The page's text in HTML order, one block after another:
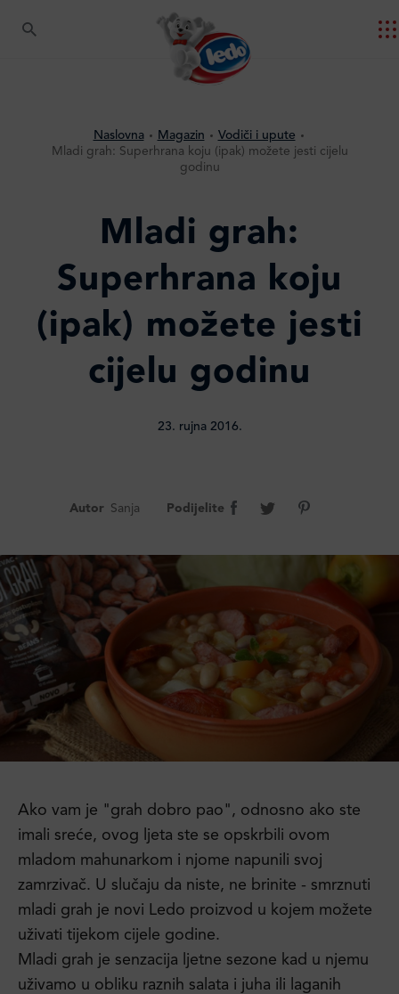
Naslovna Magazin
Vodiči i upute
Mladi grah: Superhrana koju (ipak) možete jesti cijelu
godinu
Mladi grah:
Superhrana koju
(ipak) možete jesti
cijelu godinu
23. rujna 2016.
Autor Sanja Podijelite
Ako vam je "grah dobro pao", odnosno ako ste
imali sreće, ovog ljeta ste se opskrbili ovom
mladom mahunarkom i njome napunili svoj
zamrzivač. U slučaju da niste, ne brinite - smrznuti
mladi grah je novi Ledo proizvod u kojem možete
uživati tijekom cijele godine.
Mladi grah je senzacija ljetne sezone kad u njemu
uživamo u obliku raznih salata i juha ili laganih